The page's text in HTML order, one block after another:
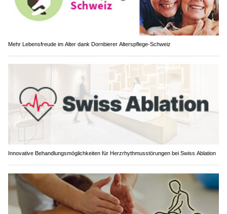
Mehr Lebensfreude im Alter dank Dornbierer Alterspflege-Schweiz
Innovative Behandlungsmöglichkeiten für Herzrhythmusstörungen bei Swiss Ablation